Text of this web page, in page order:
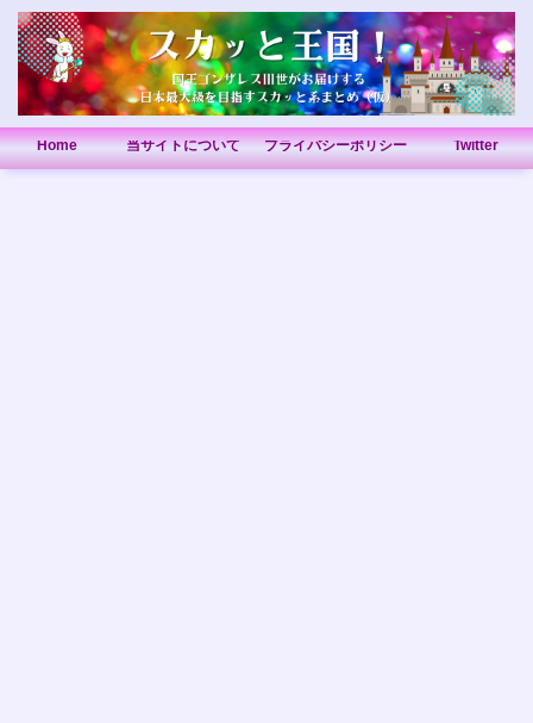
Home 当サイトについて プライバシーポリシー Twitter